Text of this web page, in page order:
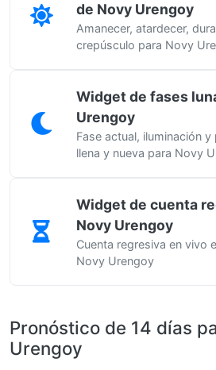
de Novy Urengoy
Amanecer, atardecer,
crepúsculo para Novy
Widget de fases
Urengoy
Fase actual, iluminación y
llena y nueva para Novy
Widget de cuenta
Novy Urengoy
Cuenta regresiva en vivo
Novy Urengoy
Pronóstico de 14 días
Urengoy